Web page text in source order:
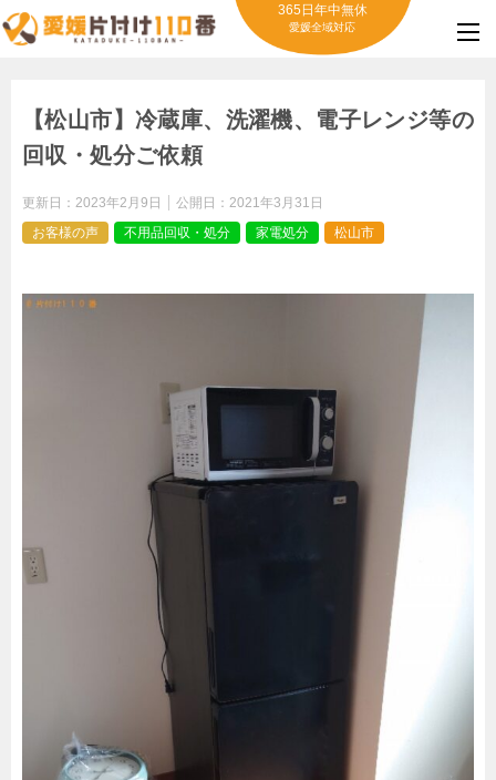
365日年中無休
愛媛全域対応
【松山市】冷蔵庫、洗濯機、電子レンジ等の
回収・処分ご依頼
更新日： 2023年2月9日 公開日： 2021年3月31日
お客様の声
不用品回収・処分 家電処分 松山市